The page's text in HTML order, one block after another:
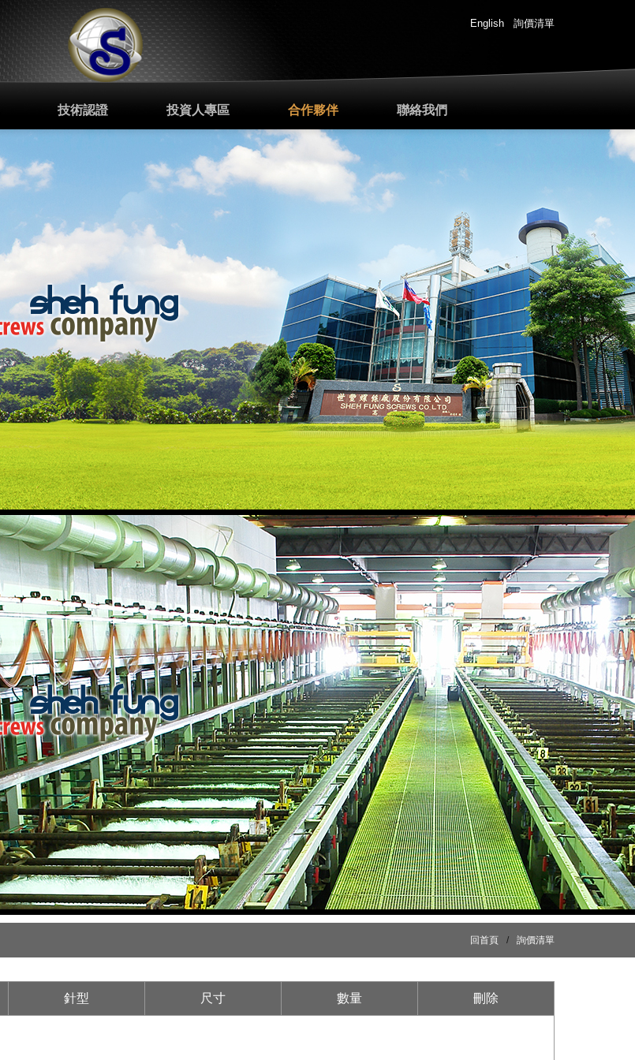
English 詢價清單
技術認證 投資人專區 合作夥伴 聯絡我們
回首頁 / 詢價清單
針型 尺寸 數量 刪除